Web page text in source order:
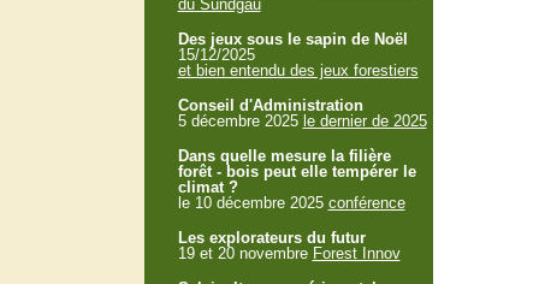
du Sundgau
Des jeux sous le sapin de Noël
15/12/2025
et bien entendu des jeux forestiers
Conseil d'Administration
5 décembre 2025 le dernier de 2025
Dans quelle mesure la filière
forêt - bois peut elle tempérer le
climat ?
le 10 décembre 2025 conférence
Les explorateurs du futur
19 et 20 novembre Forest Innov